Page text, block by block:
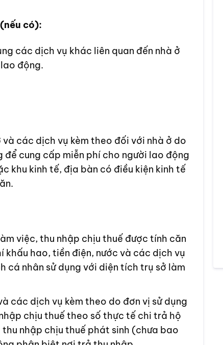
có):
các dịch vụ khác liên quan đến nhà ở
động.
các dịch vụ kèm theo đối với nhà ở do
để cung cấp miễn phí cho người lao động
khu kinh tế, địa bàn có điều kiện kinh tế
việc, thu nhập chịu thuế được tính căn
khấu hao, tiền điện, nước và các dịch vụ
cá nhân sử dụng với diện tích trụ sở làm
các dịch vụ kèm theo do đơn vị sử dụng
chịu thuế theo số thực tế chi trả hộ
nhập chịu thuế phát sinh (chưa bao